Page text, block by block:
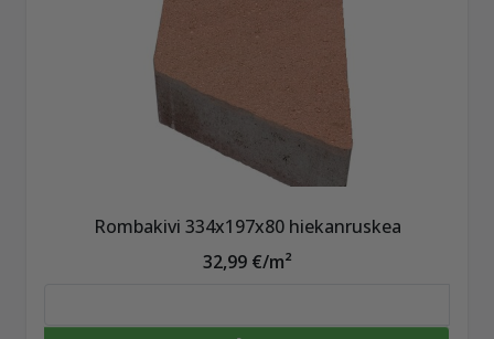
Rombakivi 334x197x80 hiekanruskea
32,99 €/m²